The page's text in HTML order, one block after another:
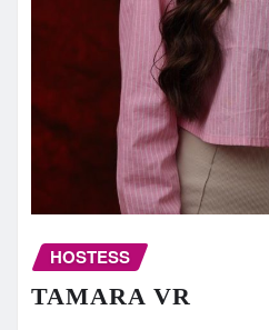
HOSTESS
TAMARA VR